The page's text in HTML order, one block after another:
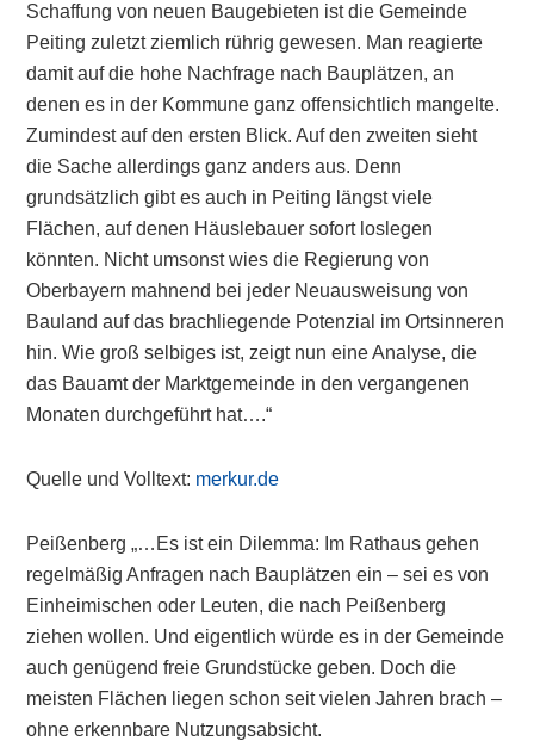
Schaffung von neuen Baugebieten ist die Gemeinde
Peiting zuletzt ziemlich rührig gewesen. Man reagierte
damit auf die hohe Nachfrage nach Bauplätzen, an
denen es in der Kommune ganz offensichtlich mangelte.
Zumindest auf den ersten Blick. Auf den zweiten sieht
die Sache allerdings ganz anders aus. Denn
grundsätzlich gibt es auch in Peiting längst viele
Flächen, auf denen Häuslebauer sofort loslegen
könnten. Nicht umsonst wies die Regierung von
Oberbayern mahnend bei jeder Neuausweisung von
Bauland auf das brachliegende Potenzial im Ortsinneren
hin. Wie groß selbiges ist, zeigt nun eine Analyse, die
das Bauamt der Marktgemeinde in den vergangenen
Monaten durchgeführt hat….“
Quelle und Volltext: merkur.de
Peißenberg „…Es ist ein Dilemma: Im Rathaus gehen
regelmäßig Anfragen nach Bauplätzen ein – sei es von
Einheimischen oder Leuten, die nach Peißenberg
ziehen wollen. Und eigentlich würde es in der Gemeinde
auch genügend freie Grundstücke geben. Doch die
meisten Flächen liegen schon seit vielen Jahren brach –
ohne erkennbare Nutzungsabsicht.